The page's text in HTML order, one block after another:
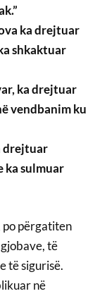
ka drejtuar
shkaktuar
ka drejtuar
vendbanim ku
drejtuar
ka sulmuar
po përgatiten
të
të sigurisë.
në